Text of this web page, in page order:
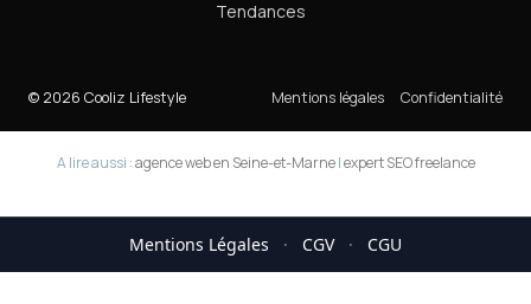
Tendances
© 2026 Cooliz Lifestyle Mentions légales Confidentialité
A lire aussi :agence web en Seine-et-Marne|expert SEO freelance
Mentions Légales · CGV · CGU